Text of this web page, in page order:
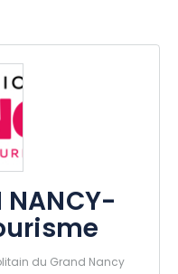
NANCY-
du Grand Nancy